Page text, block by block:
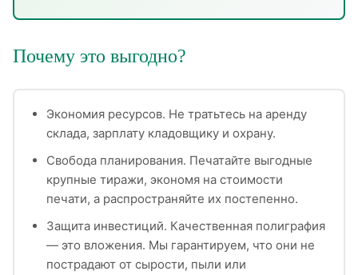
Почему это выгодно?
Экономия ресурсов. Не тратьтесь на аренду
склада, зарплату кладовщику и охрану.
Свобода планирования. Печатайте выгодные
крупные тиражи, экономя на стоимости
печати, а распространяйте их постепенно.
Защита инвестиций. Качественная полиграфия
— это вложения. Мы гарантируем, что они не
пострадают от сырости, пыли или